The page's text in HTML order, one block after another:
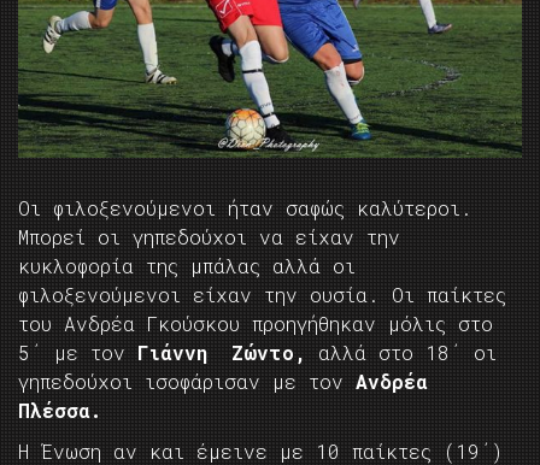
Οι φιλοξενούμενοι ήταν σαφώς καλύτεροι.
Μπορεί οι γηπεδούχοι να είχαν την
κυκλοφορία της μπάλας αλλά οι
φιλοξενούμενοι είχαν την ουσία. Οι παίκτες
του Ανδρέα Γκούσκου προηγήθηκαν μόλις στο
5΄ με τον Γιάννη Ζώντο,
αλλά στο 18΄ οι
γηπεδούχοι ισοφάρισαν με τον Ανδρέα
Πλέσσα.
Η Ένωση αν και έμεινε με 10 παίκτες (19΄)